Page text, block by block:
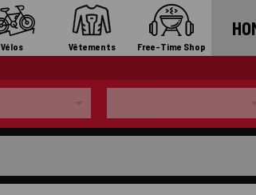
Vélos Vêtements Free-Time Shop